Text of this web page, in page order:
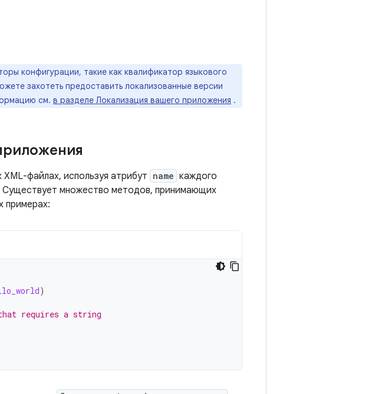
конфигурации, такие как квалификатор языкового
захотеть предоставить локализованные версии
см. в разделе Локализация вашего приложения .
файлах, используя атрибут name каждого
Существует множество методов, принимающих
примерах:
)
requires a string